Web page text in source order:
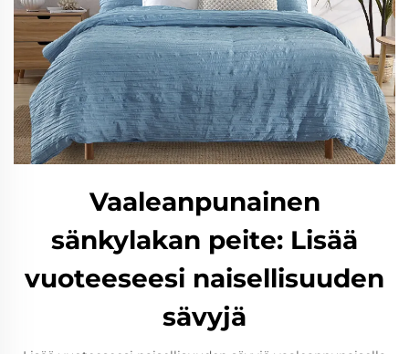
Vaaleanpunainen
sänkylakan peite: Lisää
vuoteeseesi naisellisuuden
sävyjä